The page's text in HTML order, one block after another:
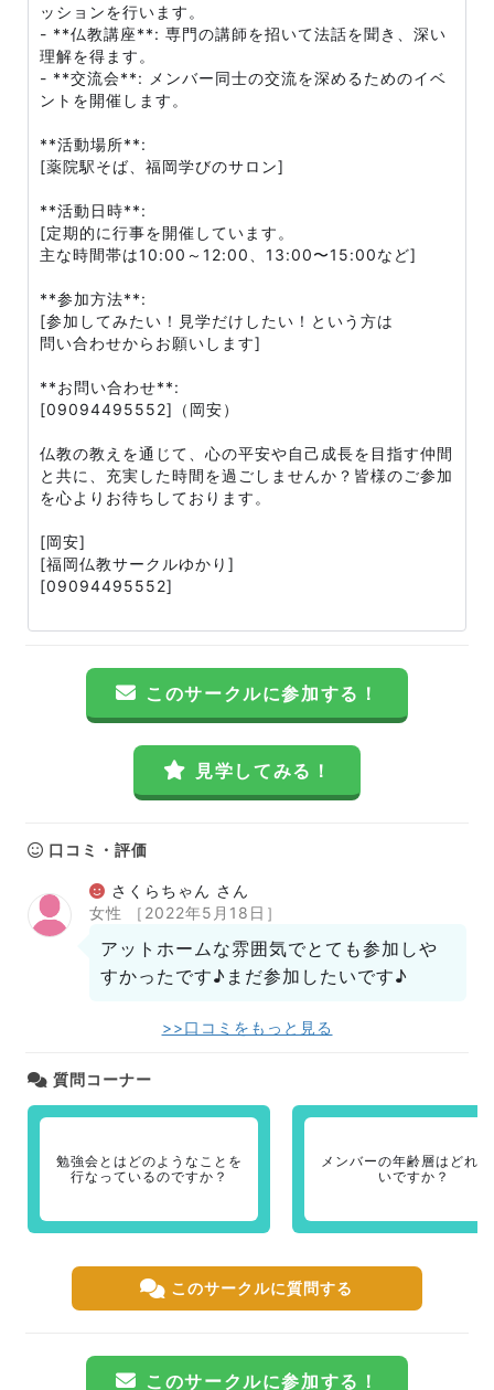
ッションを行います。
- **仏教講座**: 専門の講師を招いて法話を聞き、深い
理解を得ます。
- **交流会**: メンバー同士の交流を深めるためのイベ
ントを開催します。
**活動場所**:
[薬院駅そば、福岡学びのサロン]
**活動日時**:
[定期的に行事を開催しています。
主な時間帯は10:00～12:00、13:00〜15:00など]
**参加方法**:
[参加してみたい！見学だけしたい！という方は
問い合わせからお願いします]
**お問い合わせ**:
[09094495552]（岡安）
仏教の教えを通じて、心の平安や自己成長を目指す仲間
と共に、充実した時間を過ごしませんか？皆様のご参加
を心よりお待ちしております。
[岡安]
[福岡仏教サークルゆかり]
[09094495552]
このサークルに参加する！
見学してみる！
口コミ・評価
さくらちゃん さん
女性
［2022年5月18日］
アットホームな雰囲気でとても参加しや
すかったです♪まだ参加したいです♪
>>口コミをもっと見る
質問コーナー
勉強会とはどのようなことを
行なっているのですか？
メンバーの年齢層はどれ
いですか？
このサークルに質問する
このサークルに参加する！